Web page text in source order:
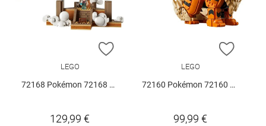
ZUR WUNSCHLISTE HINZUFÜGEN
LEGO
72168 Pokémon 72168 V29
129,99 €
ZUR
LEGO
72160 Pokémon 72160 V29
99,99 €